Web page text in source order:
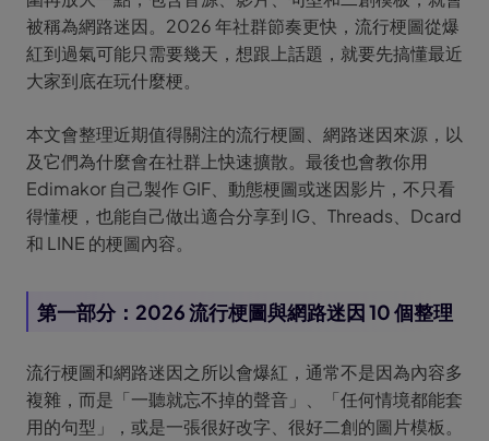
被稱為網路迷因。2026 年社群節奏更快，流行梗圖從爆
紅到過氣可能只需要幾天，想跟上話題，就要先搞懂最近
大家到底在玩什麼梗。
本文會整理近期值得關注的流行梗圖、網路迷因來源，以
及它們為什麼會在社群上快速擴散。最後也會教你用
Edimakor 自己製作 GIF、動態梗圖或迷因影片，不只看
得懂梗，也能自己做出適合分享到 IG、Threads、Dcard
和 LINE 的梗圖內容。
第一部分：2026 流行梗圖與網路迷因 10 個整理
流行梗圖和網路迷因之所以會爆紅，通常不是因為內容多
複雜，而是「一聽就忘不掉的聲音」、「任何情境都能套
用的句型」，或是一張很好改字、很好二創的圖片模板。